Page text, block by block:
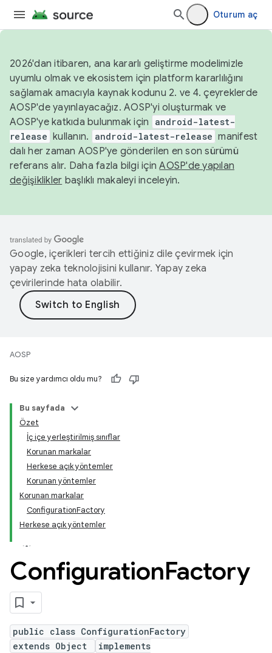
Oturum aç
2026'dan itibaren, ana kararlı geliştirme modelimizle
uyumlu olmak ve ekosistem için platform kararlılığını
sağlamak amacıyla kaynak kodunu 2. ve 4. çeyreklerde
AOSP'de yayınlayacağız. AOSP'yi oluşturmak ve
AOSP'ye katkıda bulunmak için
android-latest-
release kullanın. android-latest-release manifest
dalı her zaman AOSP'ye gönderilen en son sürümü
referans alır. Daha fazla bilgi içinAOSP'de yapılan
değişiklikler başlıklı makaleyi inceleyin.
Google, içerikleri tercih ettiğiniz dile çevirmek için
yapay zeka teknolojisini kullanır. Yapay zeka
çevirilerinde hata olabilir.
AOSP
Bu size yardımcı oldu mu?
Bu sayfada
Özet
İç içe yerleştirilmiş sınıflar
Korunan markalar
Herkese açık yöntemler
Korunan yöntemler
Korunan markalar
ConfigurationFactory
Herkese açık yöntemler
ConfigurationFactory
public class ConfigurationFactory
extends Object
implements